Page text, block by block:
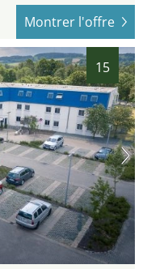
Montrer l'offre
15